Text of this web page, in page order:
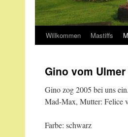
Willkommen Mastiffs
Gino vom
Gino zog 2005 bei uns
Mad-Max, Mutter: Felice
Farbe: schwarz